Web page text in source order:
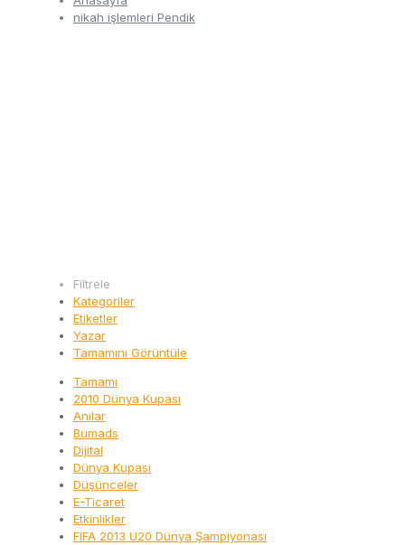
nikah işlemleri Pendik
Filtrele
Kategoriler
Etiketler
Yazar
Tamamını Görüntüle
Tamamı
2010 Dünya Kupası
Anılar
Bumads
Dijital
Dünya Kupası
Düşünceler
E-Ticaret
Etkinlikler
FIFA 2013 U20 Dünya Şampiyonası